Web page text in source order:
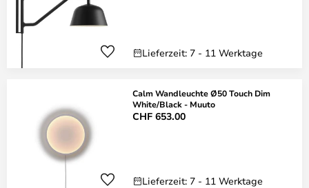
Lieferzeit: 7 - 11 Werktage
Calm Wandleuchte Ø50 Touch Dim
White/Black - Muuto
CHF 653.00
Lieferzeit: 7 - 11 Werktage